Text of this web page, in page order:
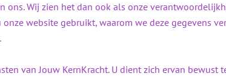
Wij zien het dan ook als onze
website gebruikt, waarom we deze gegevens
van Jouw KernKracht. U dient zich ervan